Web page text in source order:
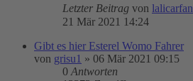
Letzter Beitrag von lalicarfan
21 Mär 2021 14:24
Gibt es hier Esterel Womo Fahrer
von grisu1 » 06 Mär 2021 09:15
0 Antworten